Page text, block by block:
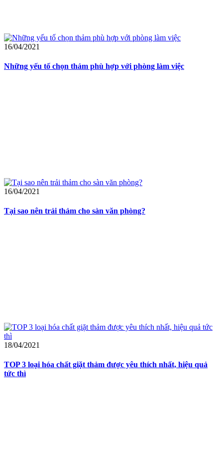
16/04/2021
Những yếu tố chọn thảm phù hợp với phòng làm việc
16/04/2021
Tại sao nên trải thảm cho sàn văn phòng?
18/04/2021
TOP 3 loại hóa chất giặt thảm được yêu thích nhất, hiệu quả
tức thì